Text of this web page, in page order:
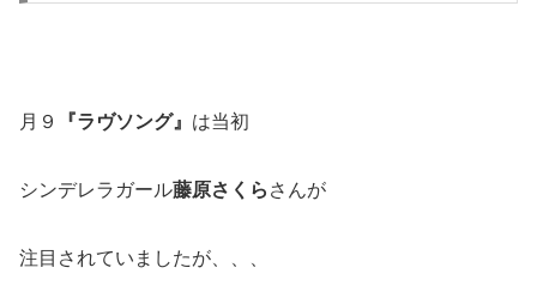
月９ 『ラヴソング』 は当初
シンデレラガール藤原さくら さんが
注目されていましたが、、、